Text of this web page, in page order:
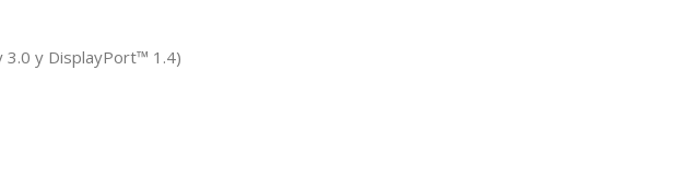
y DisplayPort™ 1.4)